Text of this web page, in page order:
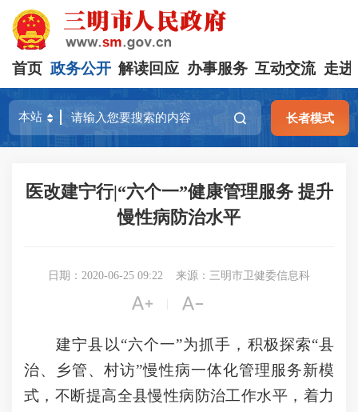
首页 政务公开 解读回应 办事服务 互动交流 走进
长者模式
医改建宁行|“六个一”健康管理服务 提升
慢性病防治水平
日期：2020-06-25 09:22 来源：三明市卫健委信息科
 
建宁县以“六个一”为抓手，积极探索“县
治、乡管、村访”慢性病一体化管理服务新模
式，不断提高全县慢性病防治工作水平，着力